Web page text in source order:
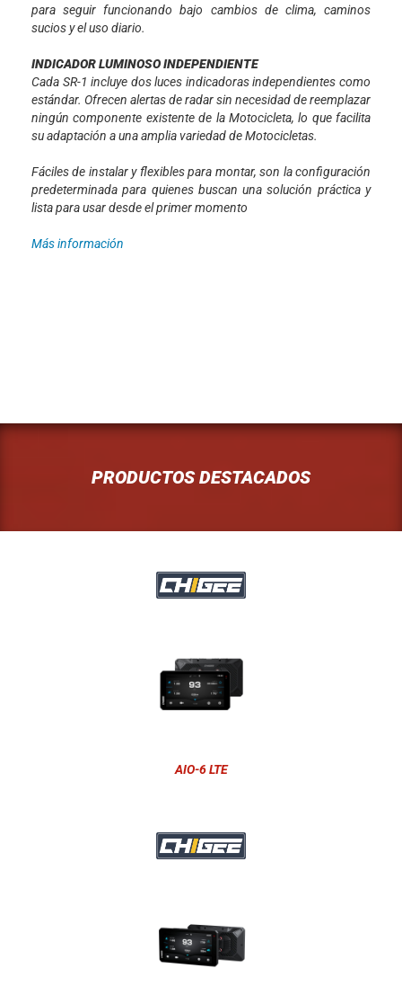
para seguir funcionando bajo cambios de clima, caminos
sucios y el uso diario.
INDICADOR LUMINOSO INDEPENDIENTE
Cada SR-1 incluye dos luces indicadoras independientes como
estándar. Ofrecen alertas de radar sin necesidad de reemplazar
ningún componente existente de la Motocicleta, lo que facilita
su adaptación a una amplia variedad de Motocicletas.
Fáciles de instalar y flexibles para montar, son la configuración
predeterminada para quienes buscan una solución práctica y
lista para usar desde el primer momento
Más información
PRODUCTOS DESTACADOS
AIO-6 LTE